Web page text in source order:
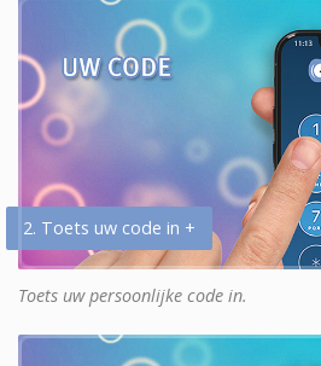
2. Toets uw code in +
Toets uw persoonlijke code in.